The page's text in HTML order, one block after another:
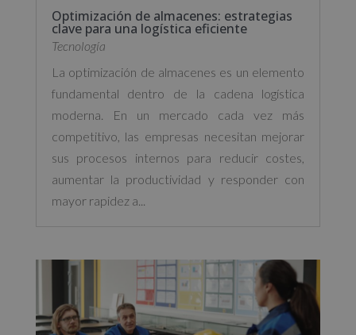
Optimización de almacenes: estrategias
clave para una logística eficiente
Tecnología
La optimización de almacenes es un elemento
fundamental dentro de la cadena logística
moderna. En un mercado cada vez más
competitivo, las empresas necesitan mejorar
sus procesos internos para reducir costes,
aumentar la productividad y responder con
mayor rapidez a...